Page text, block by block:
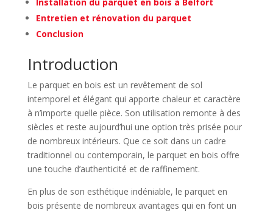
Entretien et rénovation du parquet
Conclusion
Introduction
Le parquet en bois est un revêtement de sol
intemporel et élégant qui apporte chaleur et caractère
à n’importe quelle pièce. Son utilisation remonte à des
siècles et reste aujourd’hui une option très prisée pour
de nombreux intérieurs. Que ce soit dans un cadre
traditionnel ou contemporain, le parquet en bois offre
une touche d’authenticité et de raffinement.
En plus de son esthétique indéniable, le parquet en
bois présente de nombreux avantages qui en font un